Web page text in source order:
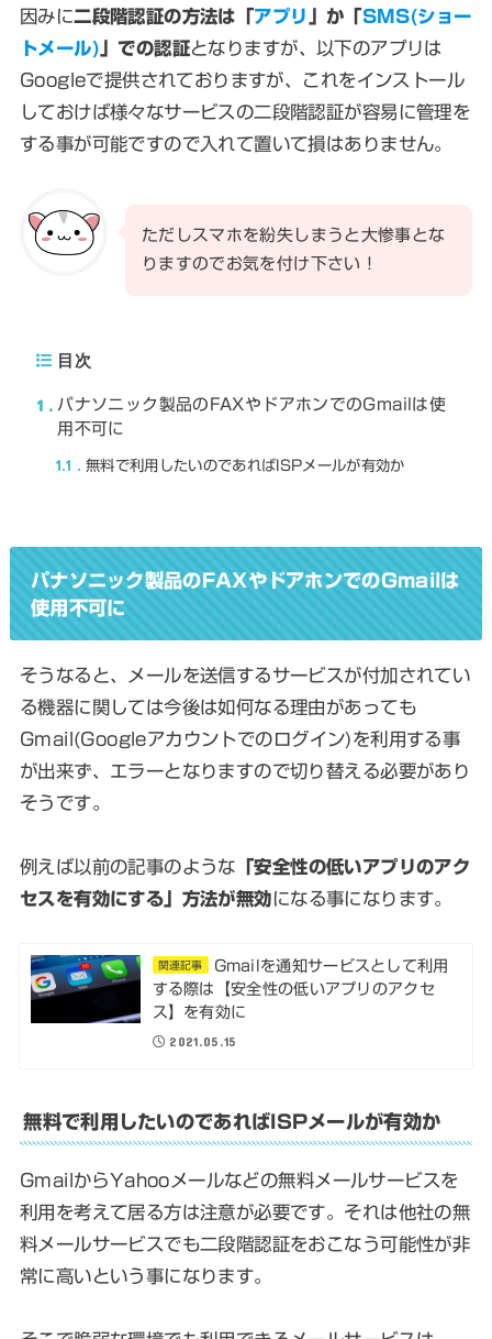
因みに二段階認証の方法は「アプリ 」か「SMS(ショー
トメール) 」での認証となりますが、以下のアプリは
Googleで提供されておりますが、これをインストール
しておけば様々なサービスの二段階認証が容易に管理を
する事が可能ですので入れて置いて損はありません。
ただしスマホを紛失しまうと大惨事とな
りますのでお気を付け下さい！
目次
1
パナソニック製品のFAXやドアホンでのGmailは使
用不可に
1.1 無料で利用したいのであればISPメールが有効か
パナソニック製品のFAXやドアホンでのGmailは
使用不可に
そうなると、メールを送信するサービスが付加されてい
る機器に関しては今後は如何なる理由があっても
Gmail(Googleアカウントでのログイン)を利用する事
が出来ず、エラーとなりますので切り替える必要があり
そうです。
例えば以前の記事のような 「安全性の低いアプリのアク
セスを有効にする」方法が無効になる事になります。
関連記事
Gmailを通知サービスとして利用
する際は【安全性の低いアプリのアクセ
ス】を有効に
2021.05.15
無料で利用したいのであればISPメールが有効か
GmailからYahooメールなどの無料メールサービスを
利用を考えて居る方は注意が必要です。それは他社の無
料メールサービスでも二段階認証をおこなう可能性が非
常に高いという事になります。